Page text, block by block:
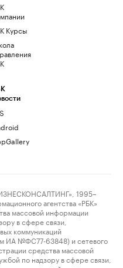
Курсы
1995–
агентства «РБК»
массовой информации
в сфере связи,
коммуникаций
ИА №ФС77-63848) и сетевого
средства массовой
по надзору в сфере связи,